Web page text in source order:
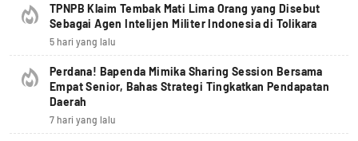
TPNPB Klaim Tembak Mati Lima Orang yang Disebut
Sebagai Agen Intelijen Militer Indonesia di Tolikara
5 hari yang lalu
Perdana! Bapenda Mimika Sharing Session Bersama
Empat Senior, Bahas Strategi Tingkatkan Pendapatan
Daerah
7 hari yang lalu